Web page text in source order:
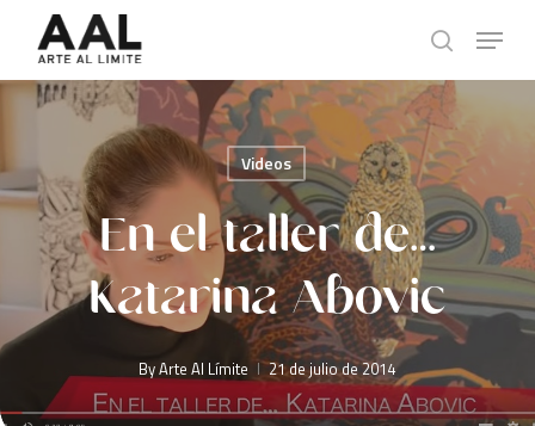
main
content
search
Menu
Videos
En el taller de…
Katarina Abovic
ByArte Al Límite 21 de julio de 2014